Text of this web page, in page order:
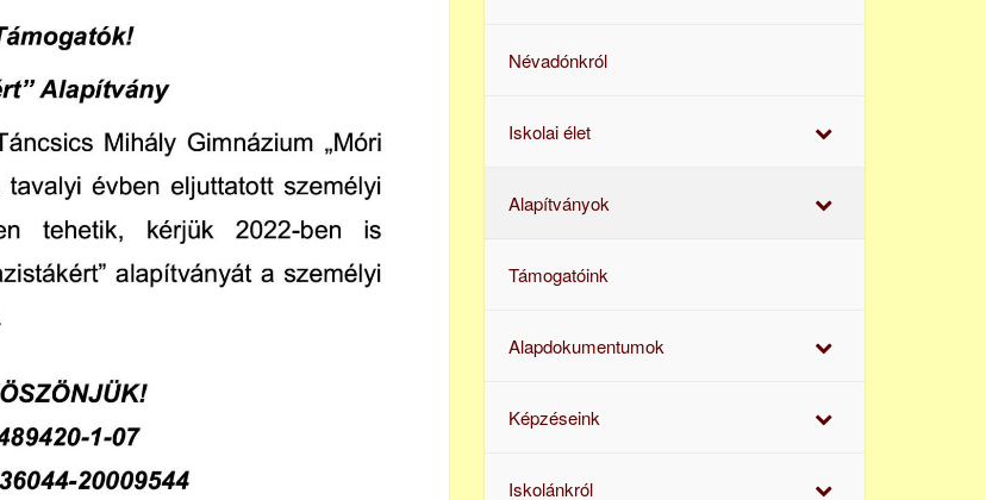
Névadónkról
Iskolai élet
Alapítványok
Támogatóink
Alapdokumentumok
Képzéseink
Iskolánkról